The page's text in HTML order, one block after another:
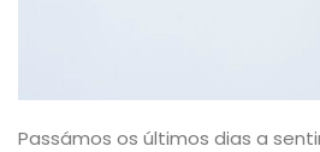
Passámos os últimos dias a